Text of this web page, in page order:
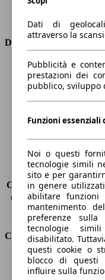
Trasmissione
Dimensioni
Lunghezza
Altezza
Larghezza
Peso massimo
Sedili
Carico sul tetto
Capacità di traino
Capacità di traino
Volume del
Consumi
Emissioni di CO2*
Consumo (urbano)
Dati di
attraverso la
Pubblicità e
prestazioni dei
pubblico, sviluppo
Funzioni essenziali
Noi o questi
tecnologie simili
sito e per
in genere
abilitare funzioni
mantenimento
preferenze
tecnologie
disabilitato.
questi cookie o
blocco di questi
influire sulla